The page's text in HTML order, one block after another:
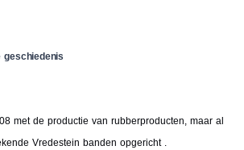
geschiedenis
met de productie van rubberproducten, maar al
Vredestein banden opgericht .